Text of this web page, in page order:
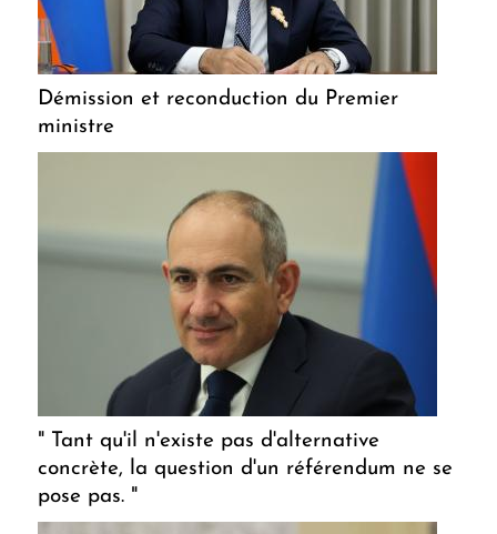
Démission et reconduction du Premier
ministre
" Tant qu'il n'existe pas d'alternative
concrète, la question d'un référendum ne se
pose pas. "